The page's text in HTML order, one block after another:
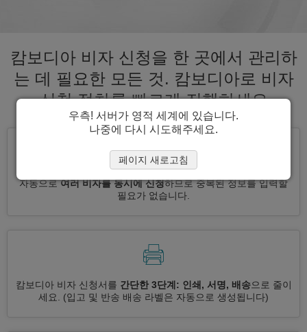
캄보디아 비자 신청을 한 곳에서 관리하
는 데 필요한 모든 것. 캄보디아로 비자
신청 절차를 빠르게 진행하세요
자동으로여러 비자를 동시에 신청하므로 중복된 정보를 입력할
필요가 없습니다.
캄보디아 비자 신청서를 간단한 3단계: 인쇄, 서명, 배송으로 줄이
세요.
(입고 및 반송 배송 라벨은 자동으로 생성됩니다)
우측! 서버가 영적 세계에 있습니다.
나중에 다시 시도해주세요.
페이지 새로고침